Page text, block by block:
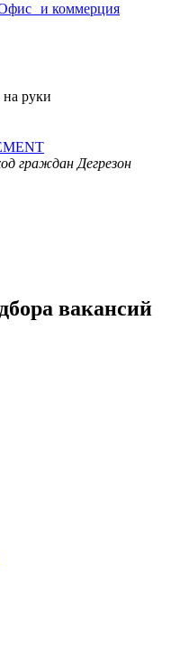
и коммерция
на руки
граждан Дегрезон
вакансий